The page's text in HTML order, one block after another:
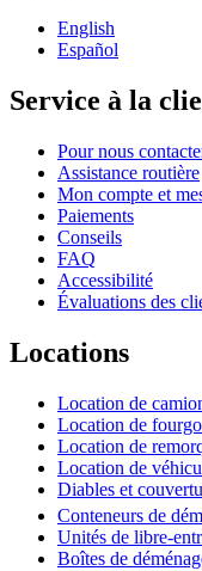
English
Español
Service à la
Pour nous
Assistance routière
Mon compte et
Paiements
Conseils
FAQ
Accessibilité
Évaluations des
Locations
Location de
Location de
Location de
Location de
Diables et
Conteneurs de
Unités de libre-
Boîtes de